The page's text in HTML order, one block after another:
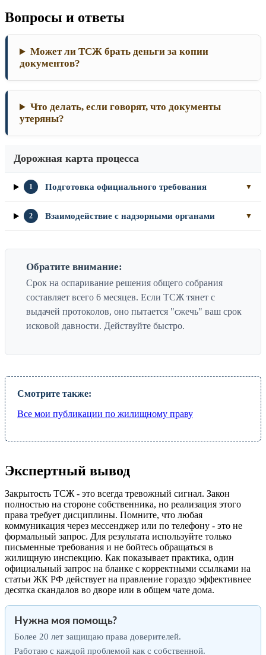
Вопросы и ответы
Может ли ТСЖ брать деньги за копии
документов?
Что делать, если говорят, что документы
утеряны?
Дорожная карта процесса
1 Подготовка официального требования ▼
2 Взаимодействие с надзорными органами ▼
Обратите внимание:
Срок на оспаривание решения общего собрания
составляет всего 6 месяцев. Если ТСЖ тянет с
выдачей протоколов, оно пытается "сжечь" ваш срок
исковой давности. Действуйте быстро.
Смотрите также:
Все мои публикации по жилищному праву
Экспертный вывод
Закрытость ТСЖ - это всегда тревожный сигнал. Закон
полностью на стороне собственника, но реализация этого
права требует дисциплины. Помните, что любая
коммуникация через мессенджер или по телефону - это не
формальный запрос. Для результата используйте только
письменные требования и не бойтесь обращаться в
жилищную инспекцию. Как показывает практика, один
официальный запрос на бланке с корректными ссылками на
статьи ЖК РФ действует на правление гораздо эффективнее
десятка скандалов во дворе или в общем чате дома.
Нужна моя помощь?
Более 20 лет защищаю права доверителей.
Работаю с каждой проблемой как с собственной.